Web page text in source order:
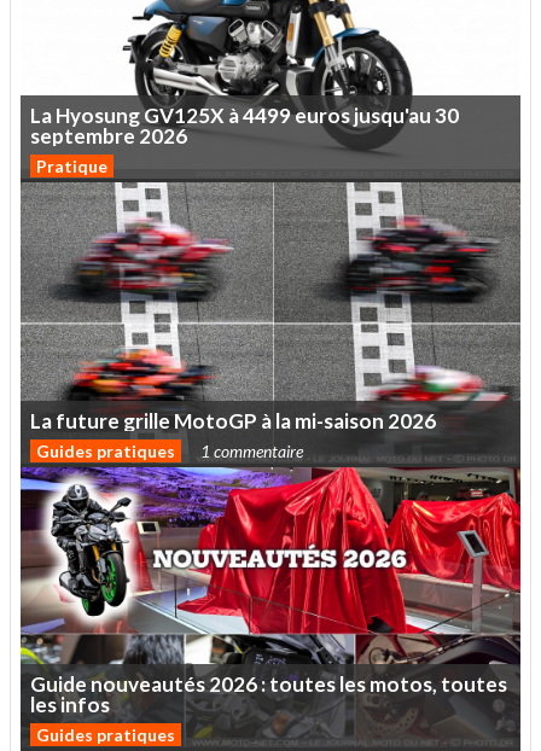
LaHyosungGV125X à4499eurosjusqu'au30
septembre2026
Pratique
Lafuturegrille MotoGP àlami-saison 2026
Guides pratiques 1 commentaire
Guidenouveautés2026:touteslesmotos,toutes
lesinfos
Guides pratiques